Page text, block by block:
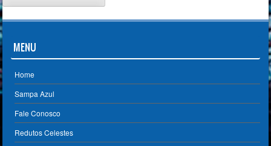
MENU
Home
Sampa Azul
Fale Conosco
Redutos Celestes